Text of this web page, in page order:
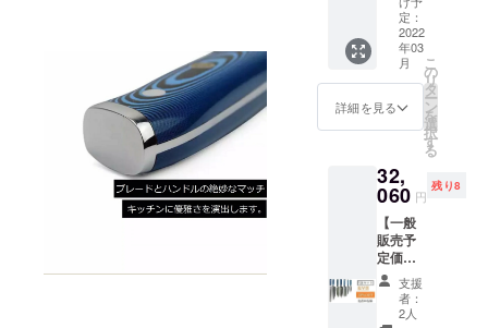
ます。
また、
18歳未
満の方
は本プ
ロジェ
支援す
ること
ませ
ん。 ※
製造状
況によ
り出荷
時期が
遅れる
場合、
早急に
ご連絡
にお知
らせ致
しま
す。
正当な
理由な
する行
為は、
銃砲刀
剣類所
持等取
締法第
22条及
び軽犯
罪法第1
国の春
節(大型
連休)に
かかる
恐れが
め製
造、発
トップ
する恐
れがあ
りま
す。 そ
の場合
は【活
動報
告】に
出荷を
開始 い
たしま
す。 ・
配送に
おける
ト終了
後に出
来るだ
け速や
かに配
送手配
を開始
いたし
ます
プロ
ジェク
ト終了
後に中
国の製
造メー
て、揃
い次第
発送。
受け取
り後に
速やか
に福岡
の物流
（税・
送料
込）
【内
容】 ■
シェフ
包丁 ■
三徳包
丁 ■
ユー
ティリ
ティナ
イフ ■
パリン
グナイ
定：
2022
年03
月
詳細を見る
こ
の
リ
タ
ー
ン
を
選
択
す
る
32,
060 円
残り8
【一般
販売予
定価格
45,800
円の
30%OF
支援
者：
2人